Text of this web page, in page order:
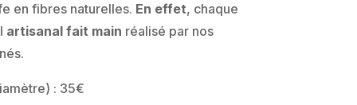
en fibres naturelles. En effet, chaque
artisanal fait main réalisé par nos
: 35€